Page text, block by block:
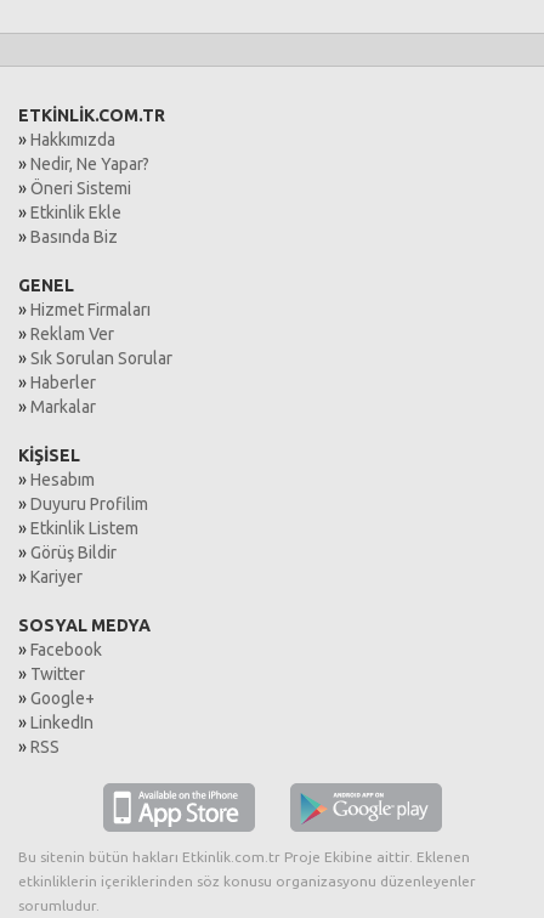
ETKİNLİK.COM.TR
»Hakkımızda
»Nedir, Ne Yapar?
»Öneri Sistemi
»Etkinlik Ekle
»Basında Biz
GENEL
»Hizmet Firmaları
»Reklam Ver
»Sık Sorulan Sorular
»Haberler
»Markalar
KİŞİSEL
»Hesabım
»Duyuru Profilim
»Etkinlik Listem
»Görüş Bildir
»Kariyer
SOSYAL MEDYA
»Facebook
» Twitter
»Google+
»LinkedIn
»RSS
Bu sitenin bütün hakları Etkinlik.com.tr Proje Ekibine aittir. Eklenen
etkinliklerin içeriklerinden söz konusu organizasyonu düzenleyenler
sorumludur.